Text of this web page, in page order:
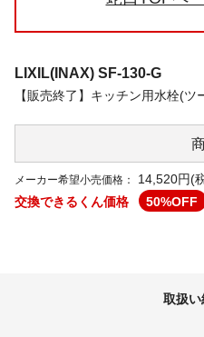
LIXIL(INAX) SF-130-G
【販売終了】キッチン用水栓(
メーカー希望小売価格：
14,520円(
交換できるくん価格
50%OFF
取扱